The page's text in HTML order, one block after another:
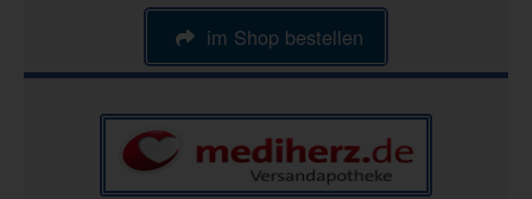
im Shop bestellen